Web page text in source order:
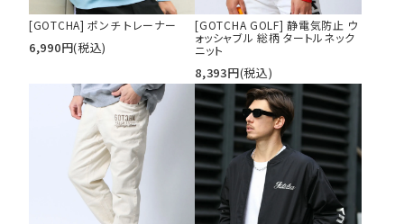
[GOTCHA] ポンチ トレーナー
6,990円(税込)
[GOTCHA GOLF] 静電気防止 ウ
ォッシャブル 総柄 タートルネック
ニット
8,393円(税込)